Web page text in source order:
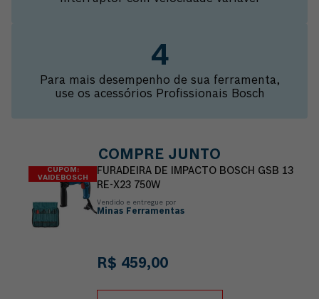
Para mais desempenho de sua ferramenta,
use os acessórios Profissionais Bosch
COMPRE JUNTO
CUPOM:
VAIDEBOSCH
FURADEIRA DE IMPACTO BOSCH GSB 13
RE-X23 750W
Vendido e entregue por
Minas Ferramentas
R$ 459,00